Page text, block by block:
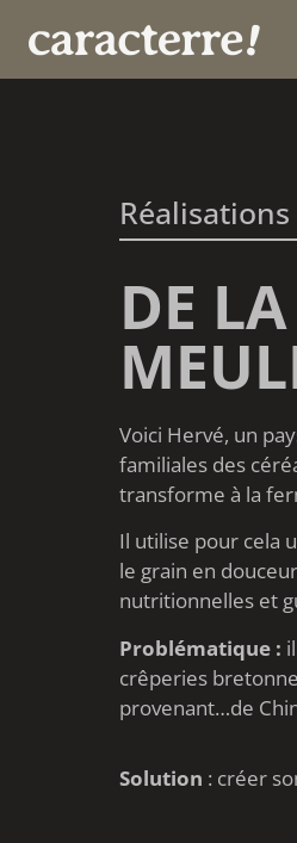
Réalisations
DE
Voici Hervé, un
familiales des
transforme à la
Il utilise pour cela
le grain en
nutritionnelles et
Problématique :
crêperies
provenant…de
Solution : créer